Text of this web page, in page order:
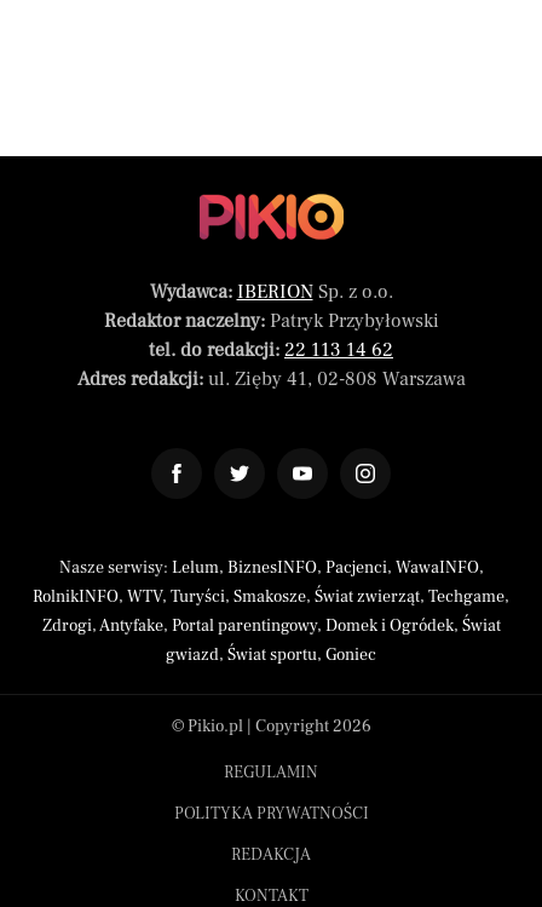
Wydawca: IBERIONSp. z o.o.
Redaktor naczelny:Patryk Przybyłowski
tel. do redakcji: 22 113 14 62
Adres redakcji:ul. Zięby 41, 02-808 Warszawa
Nasze serwisy: Lelum, BiznesINFO, Pacjenci, WawaINFO,
RolnikINFO, WTV, Turyści, Smakosze, Świat zwierząt, Techgame,
Zdrogi,Antyfake, Portal parentingowy, Domek i Ogródek, Świat
gwiazd, Świat sportu, Goniec
© Pikio.pl | Copyright 2026
REGULAMIN
POLITYKA PRYWATNOŚCI
REDAKCJA
KONTAKT